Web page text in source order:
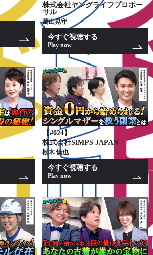
株式会社ヤングライフプロポー
サル
葛山晃守
今すぐ視聴する
Play now
【#024】
株式会社SIMPS JAPAN
松木 慎也
今すぐ視聴する
Play now